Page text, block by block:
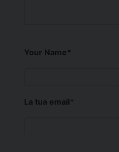
Your Name*
La tua email*